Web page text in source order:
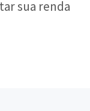
sua renda